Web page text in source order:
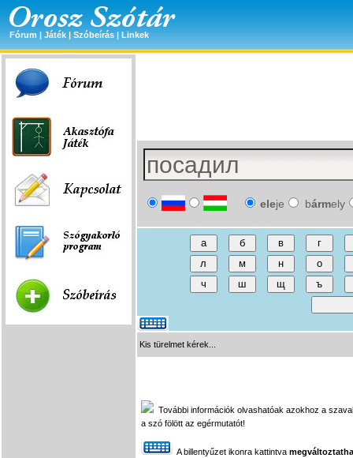
Fórum | Játék | Szóbeírás | Linkek
eleje bármely
Kis türelmet kérek...
További információk olvashatóak azokhoz a
a szó fölött az egérmutatót!
A billentyűzet ikonra kattintva